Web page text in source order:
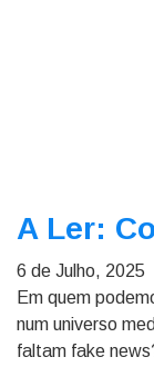
A Ler:
6 de Julho, 2025
Em quem
num universo
faltam fake